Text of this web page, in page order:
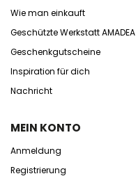
Wie man einkauft
Geschützte Werkstatt AMADEA
Geschenkgutscheine
Inspiration für dich
Nachricht
MEIN KONTO
Anmeldung
Registrierung